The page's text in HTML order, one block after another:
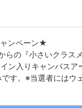
ンペーン★
の『小さいクラス
ン入りキャンバス
す。※当選者にはウ